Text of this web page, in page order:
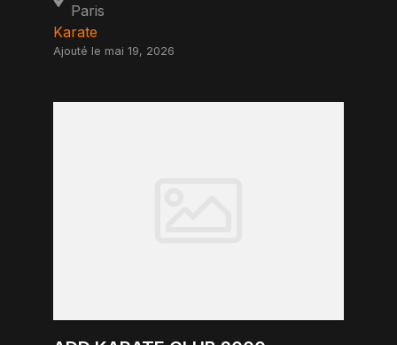
Paris
Karate
Ajouté le mai 19, 2026